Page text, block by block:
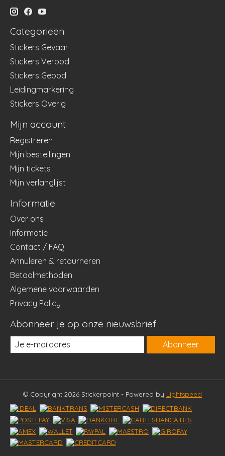
Categorieën
Stickers Gevaar
Stickers Verbod
Stickers Gebod
Leidingmarkering
Stickers Overig
Mijn account
Registreren
Mijn bestellingen
Mijn tickets
Mijn verlanglijst
Informatie
Over ons
Informatie
Contact / FAQ
Annuleren & retourneren
Betaalmethoden
Algemene voorwaarden
Privacy Policy
Abonneer je op onze nieuwsbrief
Abonneer
© Copyright 2026 Stickerpoint - Powered by Lightspeed